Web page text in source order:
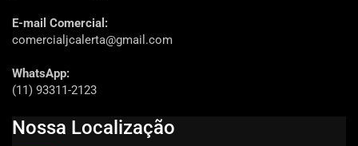
E-mail Comercial:
comercialjcalerta@gmail.com
WhatsApp:
(11) 93311-2123
Nossa Localização